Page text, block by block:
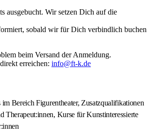
ausgebucht. Wir setzen Dich auf die
sobald wir für Dich verbindlich buchen
beim Versand der Anmeldung.
erreichen: info@ft-k.de
Bereich Figurentheater, Zusatzqualifikationen
Therapeut:innen, Kurse für Kunstinteressierte